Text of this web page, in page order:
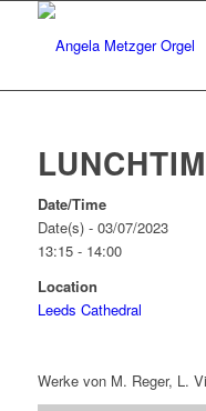
Date/Time
Date(s) - 03/07/2023
13:15 - 14:00
Location
Leeds Cathedral
Werke von M. Reger, L.